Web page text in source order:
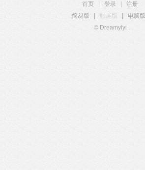
首页 登录
注册
简易版
触屏版 电脑版
© Dreamyiyi